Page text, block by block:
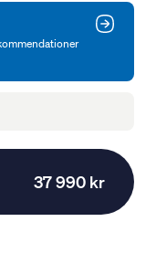
37 990 kr